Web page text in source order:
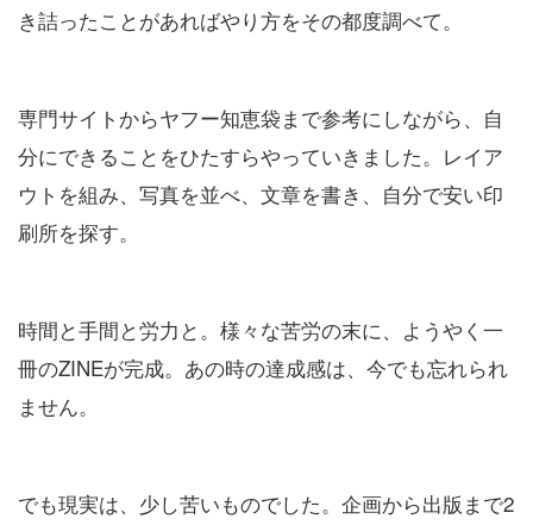
き詰ったことがあればやり方をその都度調べて。
専門サイトからヤフー知恵袋まで参考にしながら、自
分にできることをひたすらやっていきました。レイア
ウトを組み、写真を並べ、文章を書き、自分で安い印
刷所を探す。
時間と手間と労力と。様々な苦労の末に、ようやく一
冊のZINEが完成。あの時の達成感は、今でも忘れられ
ません。
でも現実は、少し苦いものでした。企画から出版まで2